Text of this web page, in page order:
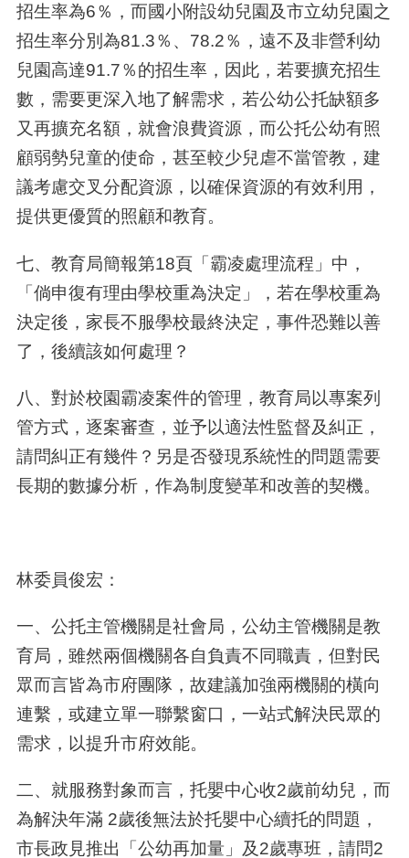
招生率為6％，而國小附設幼兒園及市立幼兒園之
招生率分別為81.3％、 78.2％，遠不及非營利幼
兒園高達91.7％的招生率，因此，若要擴充招生
數，需要更深入地了解需求，若公幼公托缺額多
又再擴充名額，就會浪費資源，而公托公幼有照
顧弱勢兒童的使命，甚至較少兒虐不當管教，建
議考慮交叉分配資源，以確保資源的有效利用，
提供更優質的照顧和教育。
七、教育局簡報第18頁「霸凌處理流程」中，
「倘申復有理由學校重為決定」，若在學校重為
決定後，家長不服學校最終決定，事件恐難以善
了，後續該如何處理？
八、對於校園霸凌案件的管理，教育局以專案列
管方式，逐案審查，並予以適法性監督及糾正，
請問糾正有幾件？另是否發現系統性的問題需要
長期的數據分析，作為制度變革和改善的契機。
林委員俊宏：
一、公托主管機關是社會局，公幼主管機關是教
育局，雖然兩個機關各自負責不同職責，但對民
眾而言皆為市府團隊，故建議加強兩機關的橫向
連繫，或建立單一聯繫窗口，一站式解決民眾的
需求，以提升市府效能。
二、就服務對象而言，托嬰中心收2歲前幼兒，而
為解決年滿 2歲後無法於托嬰中心續托的問題，
市長政見推出「公幼再加量」及2歲專班，請問2